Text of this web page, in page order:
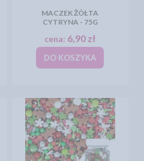
MACZEK ŻÓŁTA
CYTRYNA - 75G
cena: 6,90 zł
DO KOSZYKA